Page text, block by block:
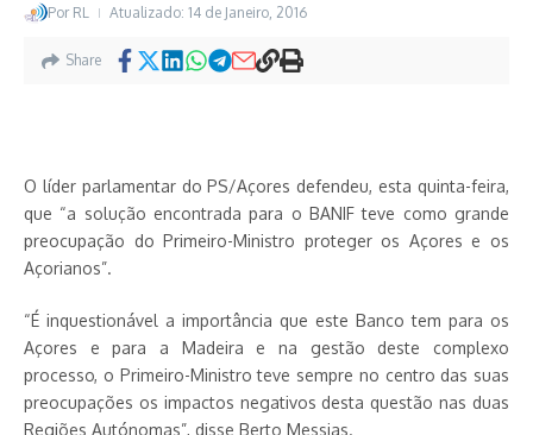
Por RL Atualizado: 14 de Janeiro, 2016
Share
O líder parlamentar do PS/Açores defendeu, esta quinta-feira,
que “a solução encontrada para o BANIF teve como grande
preocupação do Primeiro-Ministro proteger os Açores e os
Açorianos”.
“É inquestionável a importância que este Banco tem para os
Açores e para a Madeira e na gestão deste complexo
processo, o Primeiro-Ministro teve sempre no centro das suas
preocupações os impactos negativos desta questão nas duas
Regiões Autónomas”, disse Berto Messias.